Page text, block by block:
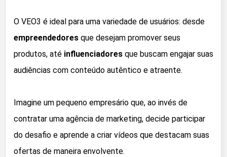
O VEO3 é ideal para uma variedade de usuários: desde
empreendedores que desejam promover seus
produtos, até influenciadores que buscam engajar suas
audiências com conteúdo autêntico e atraente.
Imagine um pequeno empresário que, ao invés de
contratar uma agência de marketing, decide participar
do desafio e aprende a criar vídeos que destacam suas
ofertas de maneira envolvente.